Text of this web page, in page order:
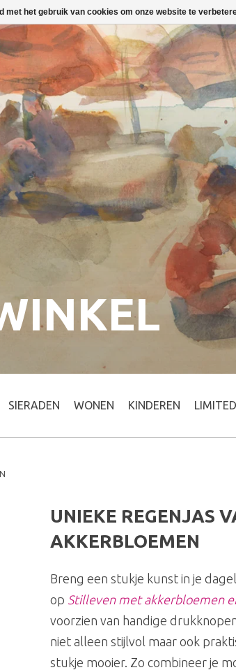
SIERADEN WONEN KINDEREN
UNIEKE REGENJAS
AKKERBLOEMEN
Breng een stukje kunst in je
op Stilleven met akkerbloemen
voorzien van handige
niet alleen stijlvol maar ook
stukje mooier. Zo combineer je
met het gebruik van cookies om onze website te